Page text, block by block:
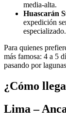
media-alta.
Huascarán
expedición
especializado.
Para quienes
más famosa: 4 a 5
pasando por
¿Cómo
Lima –